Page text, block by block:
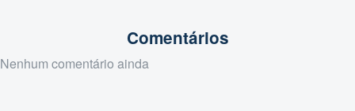
Comentários
Nenhum comentário ainda